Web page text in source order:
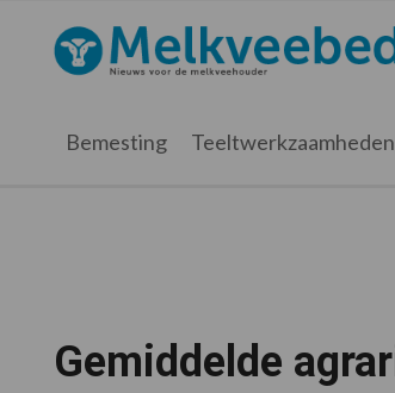
hoofdnavigatie
hoofd
eerste
voettekst
Melkveebedrijf.nl
Bemesting Teeltwerkzaamheden
Gemiddelde